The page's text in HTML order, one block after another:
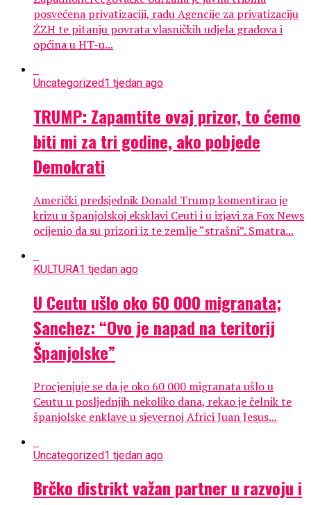
posvećena privatizaciji, radu Agencije za privatizaciju
ŽZH te pitanju povrata vlasničkih udjela gradova i
općina u HT-u...
Uncategorized1 tjedan ago
TRUMP: Zapamtite ovaj prizor, to ćemo
biti mi za tri godine, ako pobjede
Demokrati
Američki predsjednik Donald Trump komentirao je
krizu u španjolskoj eksklavi Ceuti i u izjavi za Fox News
ocijenio da su prizori iz te zemlje “strašni”. Smatra...
KULTURA1 tjedan ago
U Ceutu ušlo oko 60 000 migranata;
Sanchez: “Ovo je napad na teritorij
Španjolske”
Procjenjuje se da je oko 60 000 migranata ušlo u
Ceutu u posljednjih nekoliko dana, rekao je čelnik te
španjolske enklave u sjevernoj Africi Juan Jesus...
Uncategorized1 tjedan ago
Brčko distrikt važan partner u razvoju i